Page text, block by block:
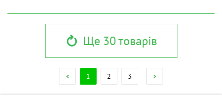
Ще 30 товарів
1 2 3